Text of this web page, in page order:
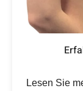
Lesen Sie